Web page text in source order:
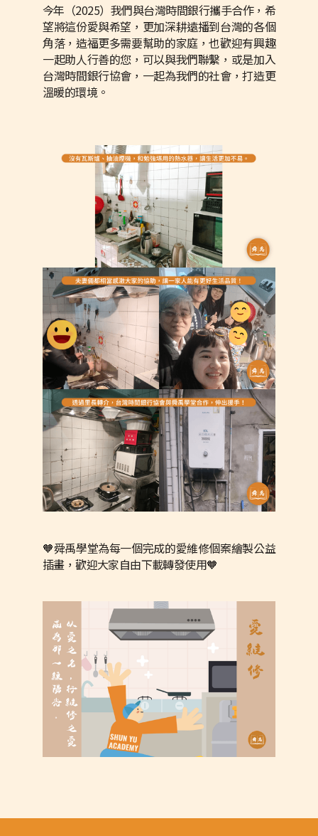
今年（2025）我們與台灣時間銀行攜手合作，希
望將這份愛與希望，更加深耕遠播到台灣的各個
角落，造福更多需要幫助的家庭，也歡迎有興趣
一起助人行善的您，可以與我們聯繫，或是加入
台灣時間銀行協會，一起為我們的社會，打造更
溫暖的環境。
🧡舜禹學堂為每一個完成的愛維修個案繪製公益
插畫，歡迎大家自由下載轉發使用🧡